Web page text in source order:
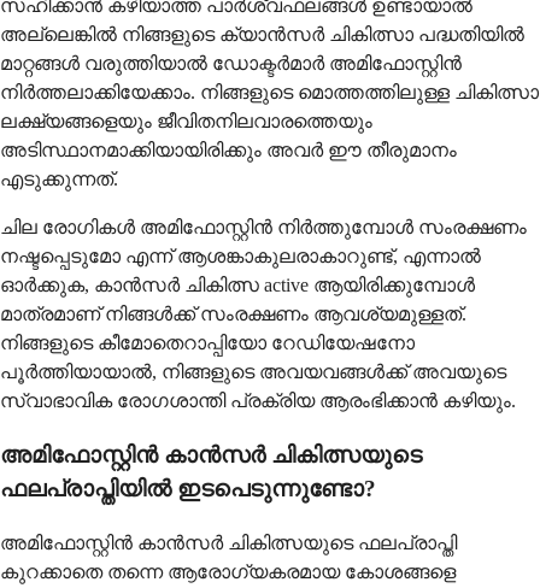
സഹിക്കാൻ കഴിയാത്ത പാർശ്വഫലങ്ങൾ ഉണ്ടായാൽ
അല്ലെങ്കിൽ നിങ്ങളുടെ ക്യാൻസർ ചികിത്സാ പദ്ധതിയിൽ
മാറ്റങ്ങൾ വരുത്തിയാൽ ഡോക്ടർമാർ അമിഫോസ്റ്റിൻ
നിർത്തലാക്കിയേക്കാം. നിങ്ങളുടെ മൊത്തത്തിലുള്ള ചികിത്സാ
ലക്ഷ്യങ്ങളെയും ജീവിതനിലവാരത്തെയും
അടിസ്ഥാനമാക്കിയായിരിക്കും അവർ ഈ തീരുമാനം
എടുക്കുന്നത്.
ചില രോഗികൾ അമിഫോസ്റ്റിൻ നിർത്തുമ്പോൾ സംരക്ഷണം
നഷ്ടപ്പെടുമോ എന്ന് ആശങ്കാകുലരാകാറുണ്ട്, എന്നാൽ
ഓർക്കുക, കാൻസർ ചികിത്സ active ആയിരിക്കുമ്പോൾ
മാത്രമാണ് നിങ്ങൾക്ക് സംരക്ഷണം ആവശ്യമുള്ളത്.
നിങ്ങളുടെ കീമോതെറാപ്പിയോ റേഡിയേഷനോ
പൂർത്തിയായാൽ, നിങ്ങളുടെ അവയവങ്ങൾക്ക് അവയുടെ
സ്വാഭാവിക രോഗശാന്തി പ്രക്രിയ ആരംഭിക്കാൻ കഴിയും.
അമിഫോസ്റ്റിൻ കാൻസർ ചികിത്സയുടെ
ഫലപ്രാപ്തിയിൽ ഇടപെടുന്നുണ്ടോ?
അമിഫോസ്റ്റിൻ കാൻസർ ചികിത്സയുടെ ഫലപ്രാപ്തി
കുറക്കാതെ തന്നെ ആരോഗ്യകരമായ കോശങ്ങളെ